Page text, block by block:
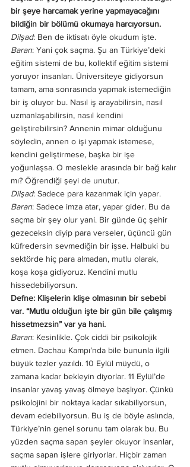
bir şeye harcamak yerine yapmayacağını
bildiğin bir bölümü okumaya harcıyorsun.
Dilşad: Ben de iktisatı öyle okudum işte.
Baran: Yani çok saçma. Şu an Türkiye’deki
eğitim sistemi de bu, kollektif eğitim sistemi
yoruyor insanları. Üniversiteye gidiyorsun
tamam, ama sonrasında yapmak istemediğin
bir iş oluyor bu. Nasıl iş arayabilirsin, nasıl
uzmanlaşabilirsin, nasıl kendini
geliştirebilirsin? Annenin mimar olduğunu
söyledin, annen o işi yapmak istemese,
kendini geliştirmese, başka bir işe
yoğunlaşsa. O meslekle arasında bir bağ kalır
mı? Öğrendiği şeyi de unutur.
Dilşad: Sadece para kazanmak için yapar.
Baran: Sadece imza atar, yapar gider. Bu da
saçma bir şey olur yani. Bir günde üç şehir
gezeceksin diyip para verseler, üçüncü gün
küfredersin sevmediğin bir işse. Halbuki bu
sektörde hiç para almadan, mutlu olarak,
koşa koşa gidiyoruz. Kendini mutlu
hissedebiliyorsun.
Defne: Klişelerin klişe olmasının bir sebebi
var. “Mutlu olduğun işte bir gün bile çalışmış
hissetmezsin” var ya hani.
Baran: Kesinlikle. Çok ciddi bir psikolojik
etmen. Dachau Kampı’nda bile bununla ilgili
büyük tezler yazıldı. 10 Eylül müydü, o
zamana kadar bekleyin diyorlar. 11 Eylül’de
insanlar yavaş yavaş ölmeye başlıyor. Çünkü
psikolojini bir noktaya kadar sıkabiliyorsun,
devam edebiliyorsun. Bu iş de böyle aslında,
Türkiye’nin genel sorunu tam olarak bu. Bu
yüzden saçma sapan şeyler okuyor insanlar,
saçma sapan işlere giriyorlar. Hiçbir zaman